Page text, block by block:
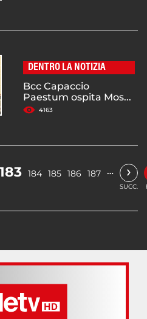
DENTRO LA NOTIZIA
Bcc Capaccio
Paestum ospita Mos...
4163
183 184 185 186 187 … ›
SUCC.